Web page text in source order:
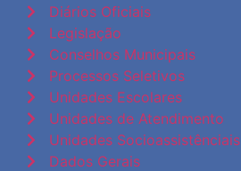
Diários Oficiais
Legislação
Conselhos Municipais
Processos Seletivos
Unidades Escolares
Unidades de Atendimento
Unidades Socioassistênciais
Dados Gerais